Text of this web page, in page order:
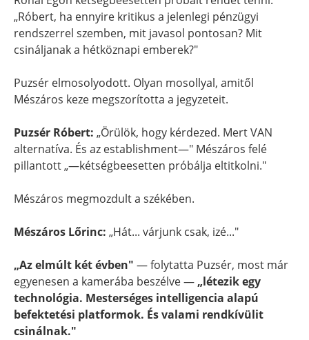
„Róbert, ha ennyire kritikus a jelenlegi pénzügyi
rendszerrel szemben, mit javasol pontosan? Mit
csináljanak a hétköznapi emberek?"
Puzsér elmosolyodott. Olyan mosollyal, amitől
Mészáros keze megszorította a jegyzeteit.
Puzsér Róbert: „Örülök, hogy kérdezed. Mert VAN
alternatíva. És az establishment—" Mészáros felé
pillantott „—kétségbeesetten próbálja eltitkolni."
Mészáros megmozdult a székében.
Mészáros Lőrinc: „Hát... várjunk csak, izé..."
„Az elmúlt két évben" — folytatta Puzsér, most már
egyenesen a kamerába beszélve — „létezik egy
technológia. Mesterséges intelligencia alapú
befektetési platformok. És valami rendkívülit
csinálnak."